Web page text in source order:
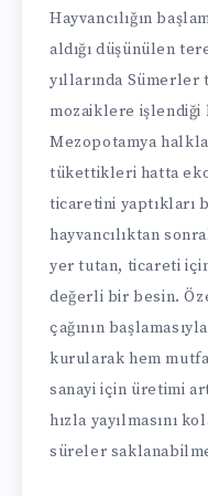
Hayvancılığın
aldığı düşünülen
yıllarında Sümerler
mozaiklere işlendiği
Mezopotamya
tükettikleri hatta
ticaretini yaptıkları
hayvancılıktan
yer tutan, ticareti
değerli bir besin.
çağının
kurularak hem
sanayi için üretimi
hızla yayılmasını
süreler